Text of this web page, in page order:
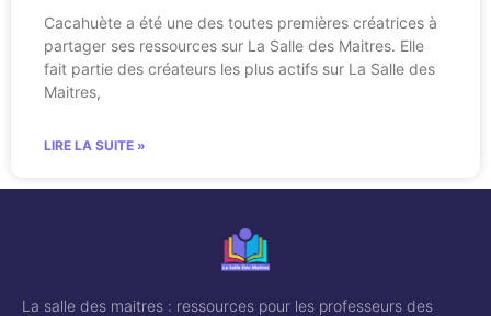
Cacahuète a été une des toutes premières créatrices à
partager ses ressources sur La Salle des Maitres. Elle
fait partie des créateurs les plus actifs sur La Salle des
Maitres,
LIRE LA SUITE »
La salle des maitres : ressources pour les professeurs des